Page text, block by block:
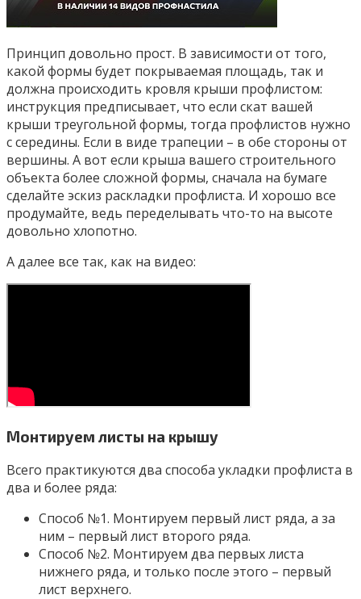
Принцип довольно прост. В зависимости от того,
какой формы будет покрываемая площадь, так и
должна происходить кровля крыши профлистом:
инструкция предписывает, что если скат вашей
крыши треугольной формы, тогда профлистов нужно
с середины. Если в виде трапеции – в обе стороны от
вершины. А вот если крыша вашего строительного
объекта более сложной формы, сначала на бумаге
сделайте эскиз раскладки профлиста. И хорошо все
продумайте, ведь переделывать что-то на высоте
довольно хлопотно.
А далее все так, как на видео:
Монтируем листы на крышу
Всего практикуются два способа укладки профлиста в
два и более ряда:
Способ №1. Монтируем первый лист ряда, а за
ним – первый лист второго ряда.
Способ №2. Монтируем два первых листа
нижнего ряда, и только после этого – первый
лист верхнего.